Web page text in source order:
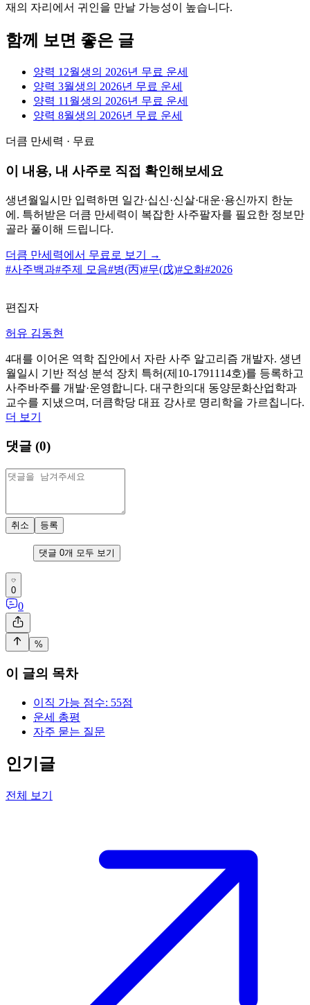
재의 자리에서 귀인을 만날 가능성이 높습니다.
함께 보면 좋은 글
양력 12월생의 2026년 무료 운세
양력 3월생의 2026년 무료 운세
양력 11월생의 2026년 무료 운세
양력 8월생의 2026년 무료 운세
더큼 만세력 · 무료
이 내용, 내 사주로 직접 확인해보세요
생년월일시만 입력하면 일간·십신·신살·대운·용신까지 한눈
에. 특허받은 더큼 만세력이 복잡한 사주팔자를 필요한 정보만
골라 풀이해 드립니다.
더큼 만세력에서 무료로 보기 →
#사주백과#주제 모음#병(丙)#무(戊)#오화#2026
편집자
허유 김동현
4대를 이어온 역학 집안에서 자란 사주 알고리즘 개발자. 생년
월일시 기반 적성 분석 장치 특허(제10-1791114호)를 등록하고
사주바주를 개발·운영합니다. 대구한의대 동양문화산업학과
교수를 지냈으며, 더큼학당 대표 강사로 명리학을 가르칩니다.
더 보기
댓글 (0)
취소 등록
댓글 0개 모두 보기
0
0
%
이 글의 목차
이직 가능 점수: 55점
운세 총평
자주 묻는 질문
인기글
전체 보기